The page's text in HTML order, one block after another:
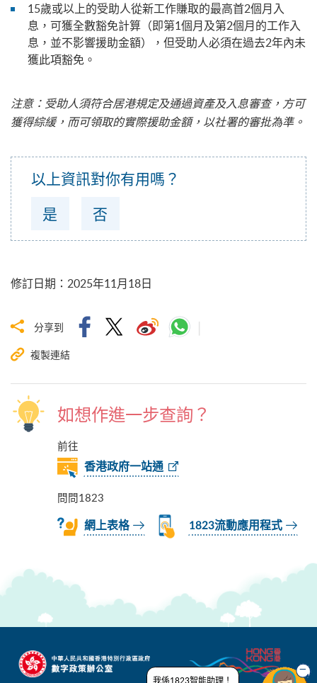
15歲或以上的受助人從新工作賺取的最高首2個月入
息，可獲全數豁免計算（即第1個月及第2個月的工作入
息，並不影響援助金額），但受助人必須在過去2年內未
獲此項豁免。
注意：受助人須符合居港規定及通過資產及入息審查，方可
獲得綜緩，而可領取的實際援助金額，以社署的審批為準。
以上資訊對你有用嗎？
是
否
修訂日期 ： 2025年11月18日
分享到
複製連結
如想作進一步查詢？
前往
香港政府一站通
問問1823
網上表格 1823流動應用程式
我係1823智能助理！